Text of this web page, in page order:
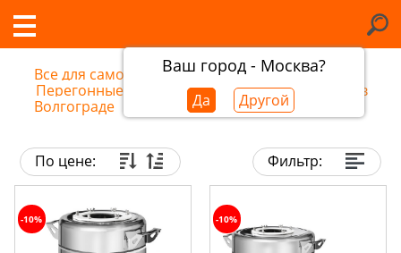
Ваш город - Москва?
Да Другой
Все для самогоноварения/
Перегонные кубы для самогонных аппаратов в
Волгограде
По цене: Фильтр:
-10% -10%